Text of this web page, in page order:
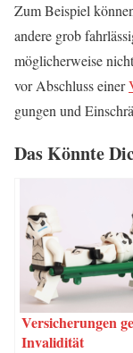
Zum Bei­spiel
ande­re grob
mög­li­cher­wei­se
vor Abschluss einer
gun­gen und
Das Könn­te
Ver­si­che­run­gen
Invalidität